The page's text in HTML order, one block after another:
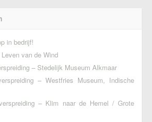
in bedrijf!
van de Wind
– Stedelijk Museum Alkmaar
– Westfries Museum, Indische
– Klim naar de Hemel / Grote